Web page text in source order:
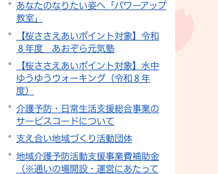
あなたのなりたい姿へ「パワーアップ
教室」
【桜ささえあいポイント対象】令和
８年度 あおぞら元気塾
【桜ささえあいポイント対象】水中
ゆうゆうウォーキング（令和８年
度）
介護予防・日常生活支援総合事業の
サービスコードについて
支え合い地域づくり活動団体
地域介護予防活動支援事業費補助金
（※通いの場開設・運営にあたって